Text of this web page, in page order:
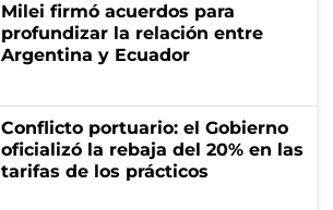
Milei firmó acuerdos para
profundizar la relación entre
Argentina y Ecuador
Conflicto portuario: el Gobierno
oficializó la rebaja del 20% en las
tarifas de los prácticos